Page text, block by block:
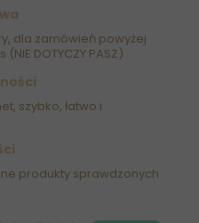
dla zamówień powyżej
(NIE DOTYCZY PASZ)
szybko, łatwo i
produkty sprawdzonych